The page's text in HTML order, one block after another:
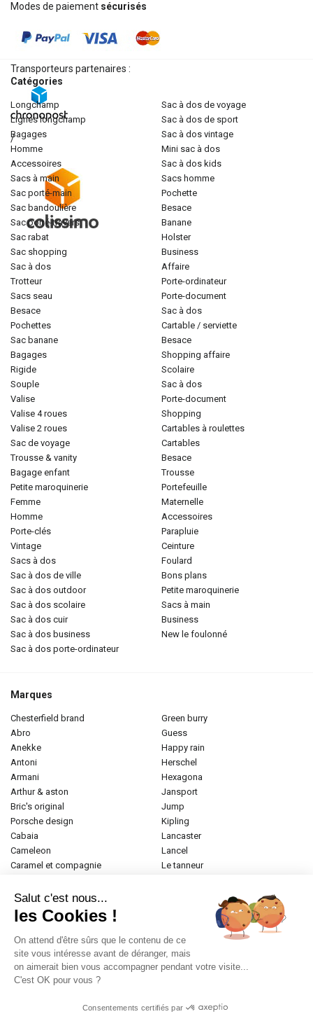
Modes de paiement sécurisés
Transporteurs partenaires :
/
Catégories
longchamp
lignes longchamp
bagages
homme
accessoires
sacs à main
sac porté-main
sac bandoulière
sac porté-travers
sac rabat
sac shopping
sac à dos
trotteur
sacs seau
besace
pochettes
sac banane
bagages
rigide
souple
valise
valise 4 roues
valise 2 roues
sac de voyage
trousse & vanity
bagage enfant
petite maroquinerie
femme
homme
porte-clés
vintage
sacs à dos
sac à dos de ville
sac à dos outdoor
sac à dos scolaire
sac à dos cuir
sac à dos business
sac à dos porte-ordinateur
sac à dos de voyage
sac à dos de sport
sac à dos vintage
mini sac à dos
sac à dos kids
sacs homme
pochette
besace
banane
holster
business
affaire
porte-ordinateur
porte-document
sac à dos
cartable / serviette
besace
shopping affaire
scolaire
sac à dos
porte-document
shopping
cartables à roulettes
cartables
besace
trousse
portefeuille
maternelle
accessoires
parapluie
ceinture
foulard
bons plans
petite maroquinerie
sacs à main
business
new le foulonné
Marques
chesterfield brand
abro
anekke
antoni
armani
arthur & aston
bric's original
porsche design
cabaia
cameleon
caramel et compagnie
donna celi
eastpak
elite
emily & noah
esprit
etrier
fabrizio
green burry
guess
happy rain
herschel
hexagona
jansport
jump
kipling
lancaster
lancel
le tanneur
paul marius
samsonite
tamaris
Salut c'est nous...
les Cookies !
On attend d'être sûrs que le contenu de ce
site vous intéresse avant de déranger, mais
on aimerait bien vous accompagner pendant votre visite...
C'est OK pour vous ?
Consentements certifiés par